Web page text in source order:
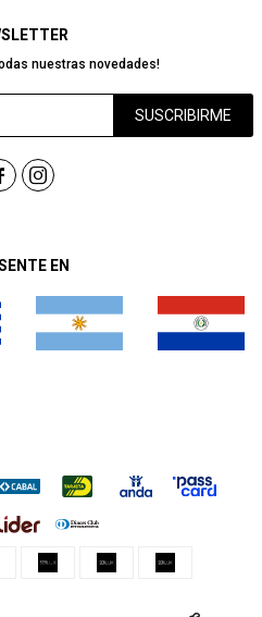
EN
nuestras novedades!
SUSCRIBIRME
